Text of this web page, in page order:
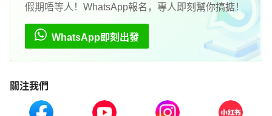
假期唔等人！WhatsApp報名，專人即刻幫你搞掂！
WhatsApp即刻出發
關注我們